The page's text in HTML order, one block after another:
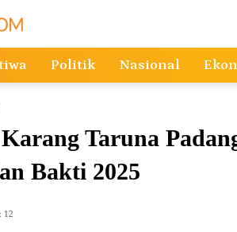
Politik Nasional
Taruna
Bakti 2025
12